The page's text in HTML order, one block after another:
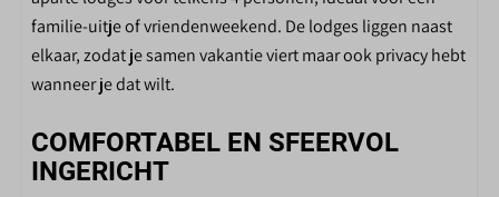
Waterkoker
BADKAMER
Douche
Badkamer met douche, wastafel en toilet
familie-uitje of vriendenweekend. De lodges liggen naast
elkaar, zodat je samen vakantie viert maar ook privacy hebt
wanneer je dat wilt.
COMFORTABEL EN SFEERVOL
INGERICHT